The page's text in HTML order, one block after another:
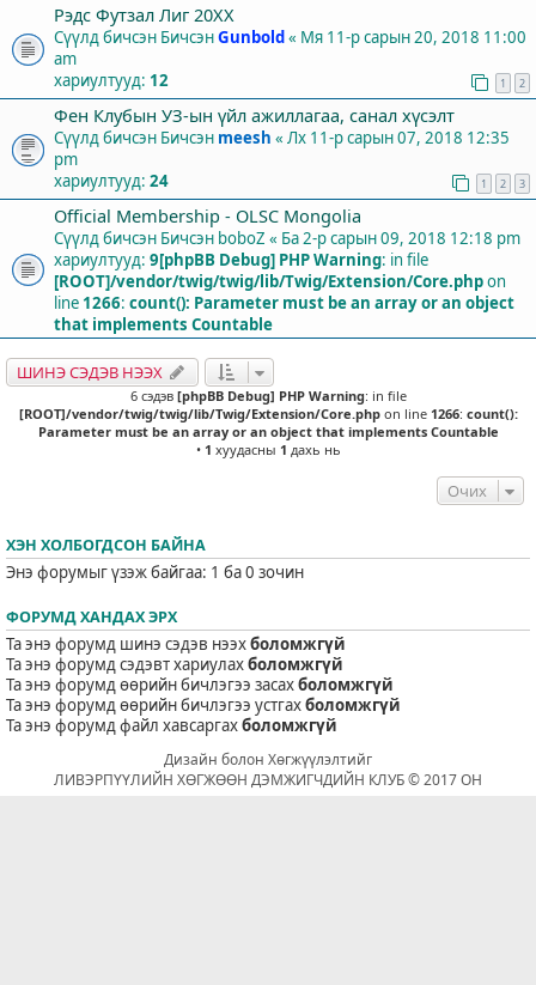
Рэдс Футзал Лиг 20XX
Сүүлд бичсэн БичсэнGunbold« Мя 11-р сарын 20, 2018 11:00
am
хариултууд: 12 1 2
Фен Клубын УЗ-ын үйл ажиллагаа, санал хүсэлт
Сүүлд бичсэн Бичсэн meesh « Лх 11-р сарын 07, 2018 12:35
pm
хариултууд: 24 1 2 3
Official Membership - OLSC Mongolia
Сүүлд бичсэн Бичсэн boboZ « Ба 2-р сарын 09, 2018 12:18 pm
хариултууд: 9[phpBB Debug] PHP Warning: in file
[ROOT]/vendor/twig/twig/lib/Twig/Extension/Core.phpon
line 1266: count(): Parameter must be an array or an object
that implements Countable
ШИНЭ СЭДЭВ НЭЭХ
6 сэдэв [phpBB Debug] PHP Warning: in file
[ROOT]/vendor/twig/twig/lib/Twig/Extension/Core.phpon line 1266: count():
Parameter must be an array or an object that implements Countable
• 1 хуудасны 1 дахь нь
Очих
ХЭН ХОЛБОГДСОН БАЙНА
Энэ форумыг үзэж байгаа: 1 ба 0 зочин
ФОРУМД ХАНДАХ ЭРХ
Та энэ форумд шинэ сэдэв нээхболомжгүй
Та энэ форумд сэдэвт хариулахболомжгүй
Та энэ форумд өөрийн бичлэгээ засахболомжгүй
Та энэ форумд өөрийн бичлэгээ устгахболомжгүй
Та энэ форумд файл хавсаргахболомжгүй
Дизайн болон Хөгжүүлэлтийг
ЛИВЭРПҮҮЛИЙН ХӨГЖӨӨН ДЭМЖИГЧДИЙН КЛУБ © 2017 ОН